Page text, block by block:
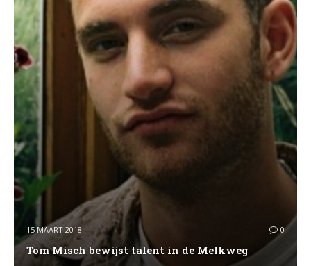
15 MAART 2018 0
Tom Misch bewijst talent in de Melkweg